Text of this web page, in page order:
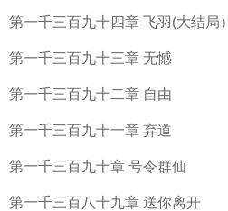
第一千三百九十四章 飞羽(大结局）
第一千三百九十三章 无憾
第一千三百九十二章 自由
第一千三百九十一章 弃道
第一千三百九十章 号令群仙
第一千三百八十九章 送你离开